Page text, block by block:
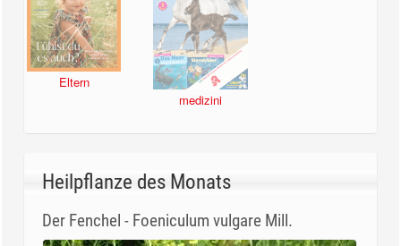
Eltern
medizini
Heilpflanze des Monats
Der Fenchel - Foeniculum vulgare Mill.